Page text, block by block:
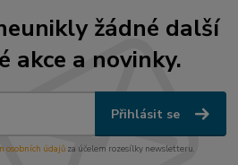
žádné další
akce a novinky.
Přihlásit se
osobních údajůza účelem rozesílky newsletteru.